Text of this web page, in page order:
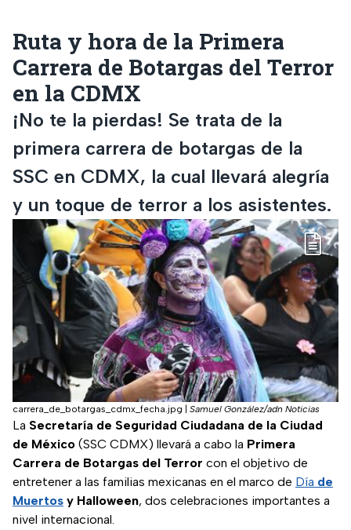
Ruta y hora de la Primera
Carrera de Botargas del Terror
en la CDMX
¡No te la pierdas! Se trata de la
primera carrera de botargas de la
SSC en CDMX, la cual llevará alegría
y un toque de terror a los asistentes.
carrera_de_botargas_cdmx_fecha.jpg Samuel González/adn Noticias
La Secretaría de Seguridad Ciudadana de la Ciudad
de México (SSC CDMX) llevará a cabo la Primera
Carrera de Botargas del Terror con el objetivo de
entretener a las familias mexicanas en el marco de Día de
Muertos y Halloween, dos celebraciones importantes a
nivel internacional.